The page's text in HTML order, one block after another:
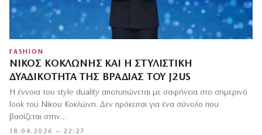
FASHION
ΝΊΚΟΣ ΚΟΚΛΏΝΗΣ ΚΑΙ Η ΣΤΥΛΙΣΤΙΚΉ
ΔΥΑΔΙΚΌΤΗΤΑ ΤΗΣ ΒΡΑΔΙΆΣ ΤΟΥ J2US
18.04.2026 — 22:27
Η έννοια του style duality αποτυπώνεται με σαφήνεια στο σημερινό
look του Νίκου Κοκλώνη. Δεν πρόκειται για ένα σύνολο που
βασίζεται στην…